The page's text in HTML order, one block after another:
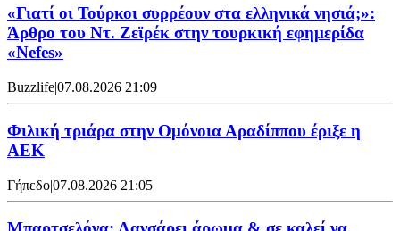
«Γιατί οι Τούρκοι συρρέουν στα ελληνικά νησιά;»:
Άρθρο του Ντ. Ζεϊρέκ στην τουρκική εφημερίδα
«Nefes»
Buzzlife|07.08.2026 21:09
Φιλική τριάρα στην Ομόνοια Αραδίππου έριξε η
ΑΕΚ
Γήπεδο|07.08.2026 21:05